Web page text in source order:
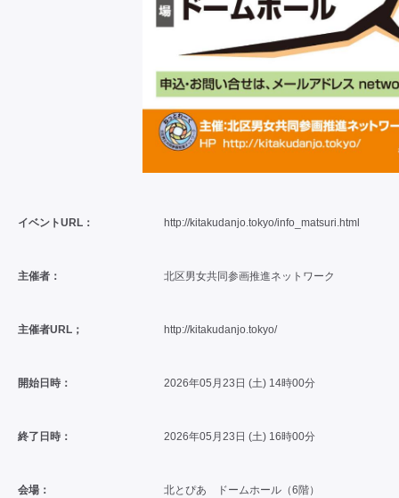
イベントURL： http://kitakudanjo.tokyo/info_matsuri.html
主催者： 北区男女共同参画推進ネットワーク
主催者URL； http://kitakudanjo.tokyo/
開始日時： 2026年05月23日 (土) 14時00分
終了日時： 2026年05月23日 (土) 16時00分
会場： 北とぴあ ドームホール（6階）